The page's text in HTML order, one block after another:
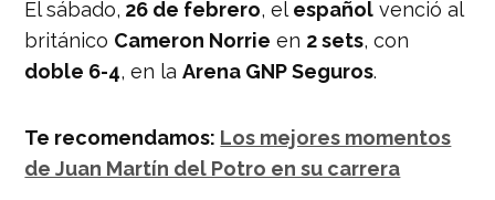
El sábado, 26 de febrero, el español venció al
británico Cameron Norrie en 2 sets, con
doble 6-4, en laArena GNP Seguros.
Te recomendamos: Los mejores momentos
de Juan Martín del Potro en su carrera